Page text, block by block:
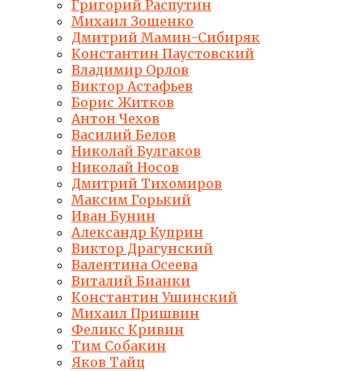
Григорий Распутин
Михаил Зощенко
Дмитрий Мамин-Сибиряк
Константин Паустовский
Владимир Орлов
Виктор Астафьев
Борис Житков
Антон Чехов
Василий Белов
Николай Булгаков
Николай Носов
Дмитрий Тихомиров
Максим Горький
Иван Бунин
Александр Куприн
Виктор Драгунский
Валентина Осеева
Виталий Бианки
Константин Ушинский
Михаил Пришвин
Феликс Кривин
Тим Собакин
Яков Тайц